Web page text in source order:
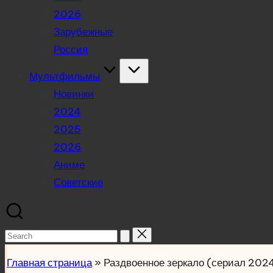
2026
Зарубежные
Россия
Мультфильмы
Новинки
2024
2025
2026
Аниме
Советские
Search
Главная страница» Раздвоенное зеркало (сериал